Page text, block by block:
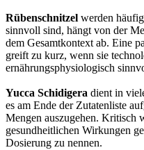
Rübenschnitzel werden
sinnvoll sind, hängt von der
dem Gesamtkontext ab. Eine
greift zu kurz, wenn sie
ernährungsphysiologisch
Yucca Schidigera dient in
es am Ende der Zutatenliste
Mengen auszugehen. Kritisch
gesundheitlichen Wirkungen
Dosierung zu nennen.